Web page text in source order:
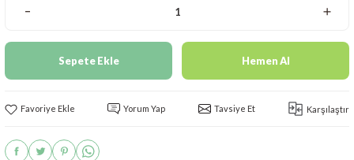
Sepete Ekle Hemen Al
Yorum Yap Tavsiye Et Karşılaştır